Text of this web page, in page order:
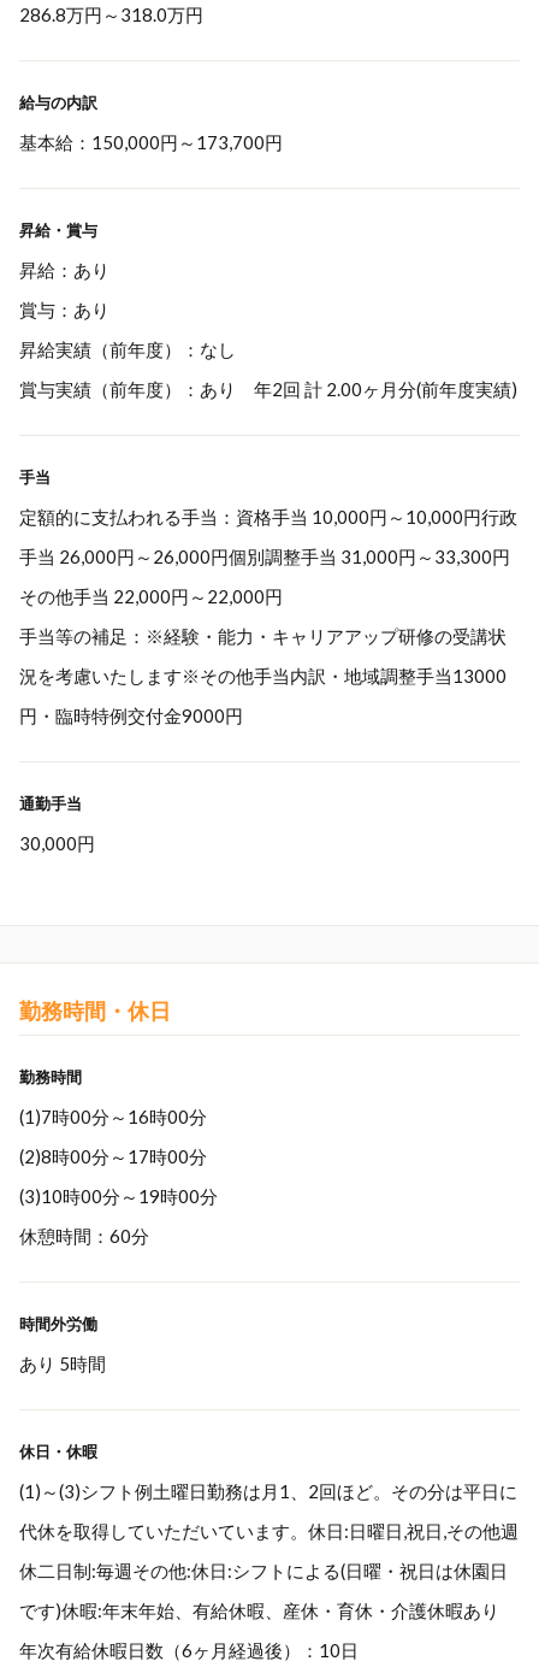
286.8万円 ～ 318.0万円
給与の内訳
基本給：150,000円～173,700円
昇給・賞与
昇給：あり
賞与：あり
昇給実績（前年度）：なし
賞与実績（前年度）：あり 年2回 計 2.00ヶ月分(前年度実績)
手当
定額的に支払われる手当：資格手当 10,000円～10,000円行政
手当 26,000円～26,000円個別調整手当 31,000円～33,300円
その他手当 22,000円～22,000円
手当等の補足：※経験・能力・キャリアアップ研修の受講状
況を考慮いたします※その他手当内訳・地域調整手当13000
円・臨時特例交付金9000円
通勤手当
30,000円
勤務時間・休日
勤務時間
(1)7時00分～16時00分
(2)8時00分～17時00分
(3)10時00分～19時00分
休憩時間：60分
時間外労働
あり 5時間
休日・休暇
(1)～(3)シフト例土曜日勤務は月1、2回ほど。その分は平日に
代休を取得していただいています。休日:日曜日,祝日,その他週
休二日制:毎週その他:休日:シフトによる(日曜・祝日は休園日
です)休暇:年末年始、有給休暇、産休・育休・介護休暇あり
年次有給休暇日数（6ヶ月経過後）：10日